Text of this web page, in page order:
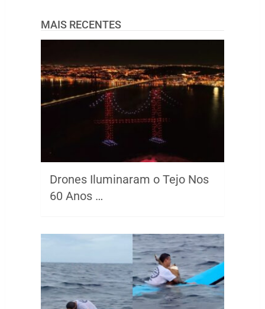
MAIS RECENTES
Drones Iluminaram o Tejo Nos
60 Anos …